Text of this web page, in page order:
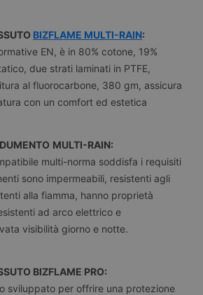
BIZFLAME MULTI-RAIN:
EN, è in 80% cotone, 19%
due strati laminati in PTFE,
al fluorocarbone, 380 gm, assicura
con un comfort ed estetica
MULTI-RAIN:
multi-norma soddisfa i requisiti
sono impermeabili, resistenti agli
alla fiamma, hanno proprietà
ad arco elettrico e
visibilità giorno e notte.
BIZFLAME PRO:
sviluppato per offrire una protezione